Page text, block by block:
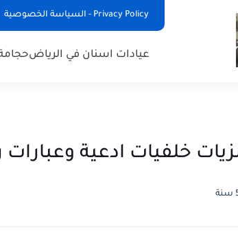
Privacy Policy - السياسة الخصوصية
عيادات اسنان في الرياض
خلفيات ادعية